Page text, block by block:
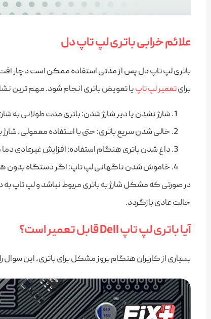
علائم خرابی باتری لپ تاپ دل
باتری لپ ‌تاپ دل پس از مدتی استفاده ممکن است دچار
برایتعمیر لپ تاپیا تعویض باتری انجام شود. مهم ‌ترین
شارژ نشدن یا دیر شارژ شدن: باتری مدت طولانی به
خالی شدن سریع باتری: حتی با استفاده معمولی،
داغ شدن باتری هنگام استفاده: افزایش غیرعادی
خاموش شدن ناگهانی لپ ‌تاپ: اگر دستگاه بدون
در صورتی که مشکل شارژ به باتری مربوط نباشد و لپ ‌تاپ به
حالت عادی بازگردد.
آیا باتری لپ‌ تاپ Dell قابل تعمیر است؟
بسیاری از کاربران هنگام بروز مشکل برای باتری، این